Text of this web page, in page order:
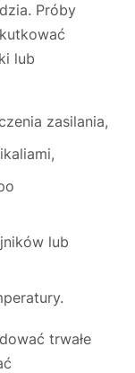
Próby
lub
zasilania,
lub
trwałe